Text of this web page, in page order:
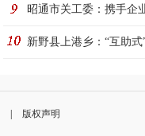
活动
昭通市关工委：携手企
新野县上港乡：“互助
版权声明